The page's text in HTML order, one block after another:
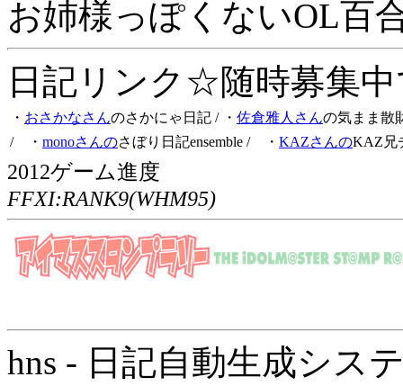
お姉様っぽくないOL百
日記リンク☆随時募集
・ おさかなさんのさかにゃ日記 / ・ 佐倉雅人さんの気まま散
/ ・ monoさんのさぼり日記ensemble / ・ KAZさんのKAZ兄
2012ゲーム進度
FFXI:RANK9(WHM95)
hns - 日記自動生成シス